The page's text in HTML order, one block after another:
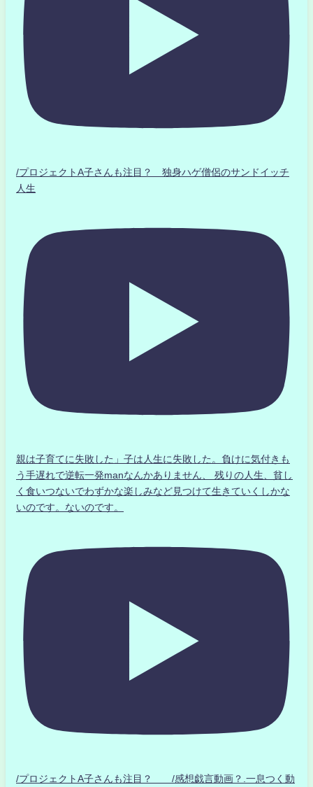
/プロジェクトA子さんも注目？ 独身ハゲ僧侶のサンドイッチ
人生
親は子育てに失敗した」子は人生に失敗した。負けに気付きも
う手遅れで逆転一発manなんかありません、 残りの人生、貧し
く食いつないでわずかな楽しみなど見つけて生きていくしかな
いのです。ないのです。
/プロジェクトA子さんも注目？ /感想戯言動画？.一息つく動